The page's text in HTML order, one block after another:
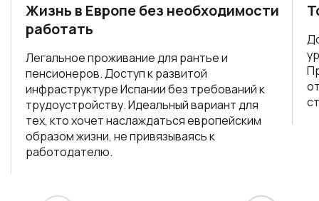
Жизнь в Европе без необходимости
работать
Легальное проживание для рантье и
пенсионеров. Доступ к развитой
инфраструктуре Испании без требований к
трудоустройству. Идеальный вариант для
тех, кто хочет наслаждаться европейским
образом жизни, не привязываясь к
работодателю.